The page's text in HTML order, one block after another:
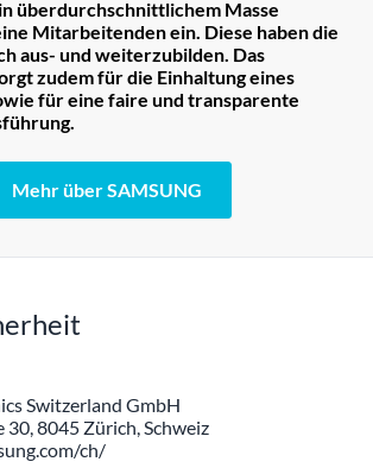
überdurchschnittlichem Masse
Mitarbeitenden ein. Diese haben die
aus- und weiterzubilden. Das
zudem für die Einhaltung eines
für eine faire und transparente
Mehr über SAMSUNG
Switzerland GmbH
30, 8045 Zürich, Schweiz
ch/